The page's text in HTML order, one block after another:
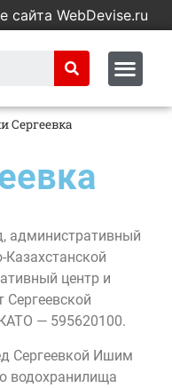
сайта WebDevise.ru
Сергеевка
административный
центр и
Сергеевской
— 595620100.
Сергеевкой Ишим
водохранилища